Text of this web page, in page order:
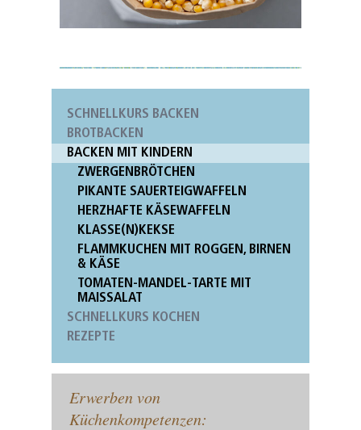
SCHNELLKURS BACKEN
BROTBACKEN
BACKEN MIT KINDERN
ZWERGENBRÖTCHEN
PIKANTE SAUERTEIGWAFFELN
HERZHAFTE KÄSEWAFFELN
KLASSE(N)KEKSE
FLAMMKUCHEN MIT ROGGEN, BIRNEN
& KÄSE
TOMATEN-MANDEL-TARTE MIT
MAISSALAT
SCHNELLKURS KOCHEN
REZEPTE
Erwerben von
Küchenkompetenzen: